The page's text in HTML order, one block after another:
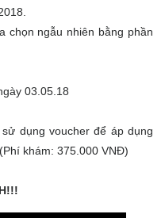
chọn ngẫu nhiên bằng phần
03.05.18
dụng voucher để áp dụng
khám: 375.000 VNĐ)
!